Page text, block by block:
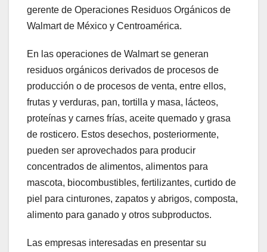
gerente de Operaciones Residuos Orgánicos de
Walmart de México y Centroamérica.
En las operaciones de Walmart se generan
residuos orgánicos derivados de procesos de
producción o de procesos de venta, entre ellos,
frutas y verduras, pan, tortilla y masa, lácteos,
proteínas y carnes frías, aceite quemado y grasa
de rosticero. Estos desechos, posteriormente,
pueden ser aprovechados para producir
concentrados de alimentos, alimentos para
mascota, biocombustibles, fertilizantes, curtido de
piel para cinturones, zapatos y abrigos, composta,
alimento para ganado y otros subproductos.
Las empresas interesadas en presentar su